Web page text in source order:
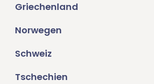
Griechenland
Norwegen
Schweiz
Tschechien